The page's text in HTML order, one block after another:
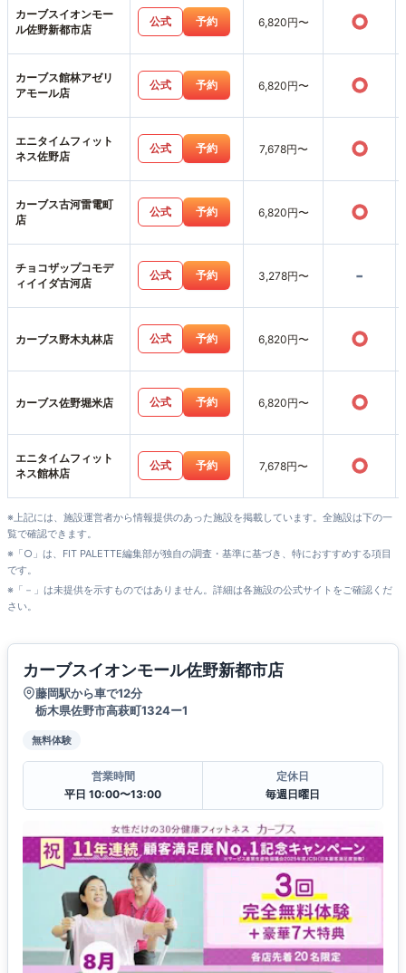
カーブスイオンモー
ル佐野新都市店
公式 予約 6,820円〜 ○
カーブス館林アゼリ
アモール店
公式 予約 6,820円〜 ○
エニタイムフィット
ネス佐野店
公式 予約 7,678円〜 ○
カーブス古河雷電町
店
公式 予約 6,820円〜 ○
チョコザップコモデ
ィイイダ古河店
公式 予約 3,278円〜 -
カーブス野木丸林店 公式 予約 6,820円〜 ○
カーブス佐野堀米店 公式 予約 6,820円〜 ○
エニタイムフィット
ネス館林店
公式 予約 7,678円〜 ○
※上記には、施設運営者から情報提供のあった施設を掲載しています。全施設は下の一
覧で確認できます。
※「○」は、FIT PALETTE編集部が独自の調査・基準に基づき、特におすすめする項目
です。
※「－」は未提供を示すものではありません。詳細は各施設の公式サイトをご確認くだ
さい。
カーブスイオンモール佐野新都市店
藤岡駅から車で12分
栃木県佐野市高萩町1324ー1
無料体験
営業時間
平日 10:00〜13:00
定休日
毎週日曜日